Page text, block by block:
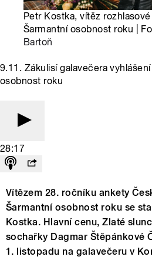
Petr Kostka, vítěz
Šarmantní osobnost roku |
Bartoň
9.11. Zákulisí galavečera
osobnost roku
28:17
Vítězem 28. ročníku ankety
Šarmantní osobnost roku se
Kostka. Hlavní cenu, Zlaté
sochařky Dagmar Štěpánkové
1. listopadu na galavečeru v